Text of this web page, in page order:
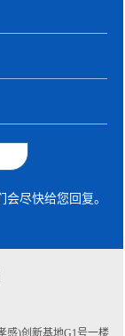
尽快给您回复。
感)创新基地G1号一楼